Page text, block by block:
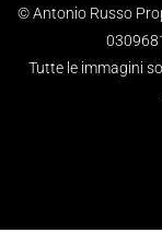
© Antonio Russo
Tutte le immagini